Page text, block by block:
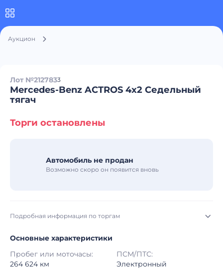
Аукцион
Лот №2127833
Mercedes-Benz ACTROS 4x2 Седельный
тягач
Торги остановлены
Автомобиль не продан
Возможно скоро он появится вновь
Подробная информация по торгам
Начало торгов: 12.06.2026, 05:20 МСК
Конец торгов: 17.06.2026, 13:52 МСК
Основные характеристики
Пробег или моточасы:
264 624 км
ПСМ/ПТС:
Электронный